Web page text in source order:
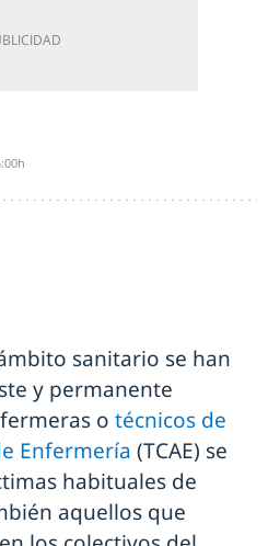
sanitario se han
y permanente
o técnicos de
Enfermería (TCAE) se
habituales de
aquellos que